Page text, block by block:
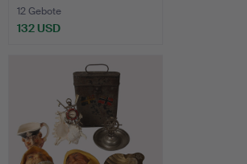
12 Gebote
132 USD